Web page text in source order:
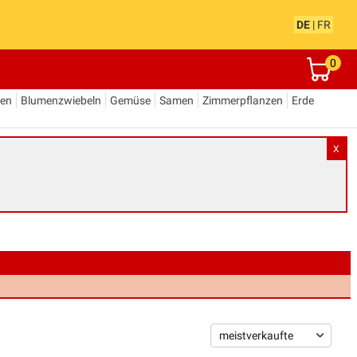
DE | FR
0
Blumenzwiebeln Gemüse Samen Zimmerpflanzen
Erde
X